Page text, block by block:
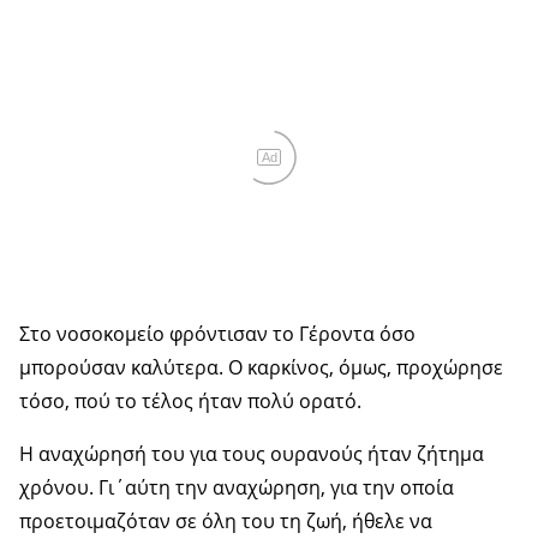
Ad
Στο νοσοκομείο φρόντισαν το Γέροντα όσο
μπορούσαν καλύτερα. Ο καρκίνος, όμως, προχώρησε
τόσο, πού το τέλος ήταν πολύ ορατό.
Η αναχώρησή του για τους ουρανούς ήταν ζήτημα
χρόνου. Γι΄αύτη την αναχώρηση, για την οποία
προετοιμαζόταν σε όλη του τη ζωή, ήθελε να